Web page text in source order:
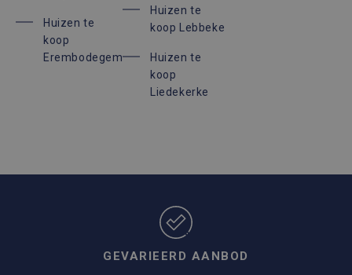
Huizen te
koop
Erembodegem
Huizen te
koop Lebbeke
Huizen te
koop
Liedekerke
GEVARIEERD AANBOD